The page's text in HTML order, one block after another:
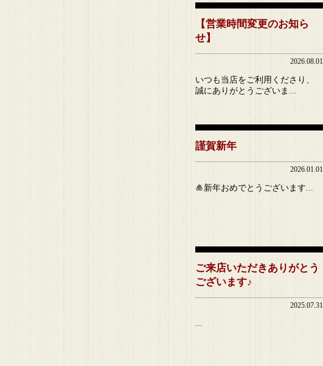
【営業時間変更のお知ら
せ】
2026.08.01
いつも当店をご利用くださり、
誠にありがとうございま...
謹賀新年
2026.01.01
🎍新年おめでとうございます...
ご来店いただきありがとう
ございます♪
2025.07.31